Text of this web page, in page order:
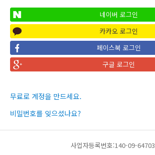
네이버 로그인
카카오 로그인
페이스북 로그인
구글 로그인
무료로 계정을 만드세요.
비밀번호를 잊으셨나요?
사업자등록번호:140-09-64703